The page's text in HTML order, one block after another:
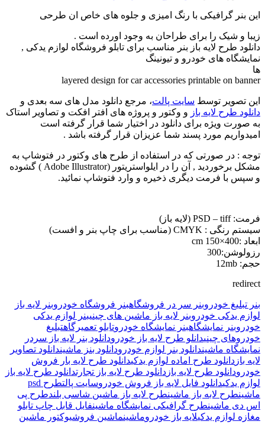
این بنر گرافیکی با رنگ امیزی و جلوه های خاص ان طرحی
زیبا و شیک را برای طراحان به وجود اورده است .
دانلود طرح لایه باز بنر مناسب برای تابلو فروشگاه لوازم یدکی ,
نمایشگاه های خودرو و تیونینگ
ها
layered design for car accessories printable on banner
این تصویر توسط سایت پالت، مرجع دانلود مدل های سه بعدی و
دانلود طرح لایه باز و وکتور و پروژه های افتر افکت و تصاویر استاک
به صورت ویژه برای دانلود در اختیار شما قرار گرفته است
امیدواریم مورد پسند شما عزیزان قرار گرفته باشد .
توجه : در صورتی که در استفاده از طرح های وکتور در فتوشاپ به
مشکل برخوردید , آن را در ایلواستریتور (Adobe Illustrator ) گشوده
و سپس با فرمت دیگری ذخیره و وارد فتوشاپ نمائید.
فرمت: PSD – tiff (لایه باز)
سیستم رنگی : CMYK (مناسب برای چاپ بنر و افست)
ابعاد :400×150 cm
رزولوشن:300
حجم: 12mb
redirect
بنر تبلیغ خودروبنر سر در فروشگاهبنر فروشگاه خودروبنر لایه باز
لوازم یدکی خودروبنر لایه باز ماشین های چینیبنر لوازم یدکی
خودروبنر نمایشگاهبنر نمایشگاه خودروتابلو تعمیرگاهتبلیغ
خودروهای چینیدانلو طرح لایه باز خودرودانلود بنر لایه باز سردر
نمایشگاه ماشیندانلود بنر لوازم خودرودانلود بنز ماشیندانلود تصاویر
لایه باز دانلود طرح اماده لوازم یدکیدانلود طرح لایه بار فروش
خودرودانلود طرح لایه باز دانلود طرح لایه باز تجارتدانلود طرح لایه باز
لوازم یدکیدانلود فایل لایه باز فروش خودروسایت پالت
طرح psd
ماشینطرح لابه باز ماشینطرح لایه باز ماشین شاسی بلندطرح پی
اس دی ماشینطرح گرافیکی نمایشگاه ماشینفایل قابل چاپ تابلو
مغازه لوازم یدکیلایه باز خودروماشینماشین فروشیوکتور ماشین